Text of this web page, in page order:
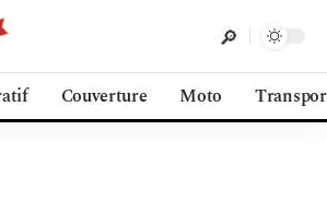
Couverture Moto